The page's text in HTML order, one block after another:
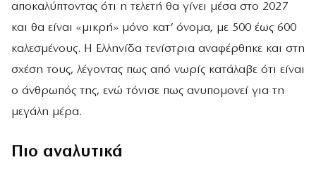
αποκαλύπτοντας ότι η τελετή θα γίνει μέσα στο 2027
και θα είναι «μικρή» μόνο κατ’ όνομα, με 500 έως 600
καλεσμένους. Η Ελληνίδα τενίστρια αναφέρθηκε και στη
σχέση τους, λέγοντας πως από νωρίς κατάλαβε ότι είναι
ο άνθρωπός της, ενώ τόνισε πως ανυπομονεί για τη
μεγάλη μέρα.
Πιο αναλυτικά